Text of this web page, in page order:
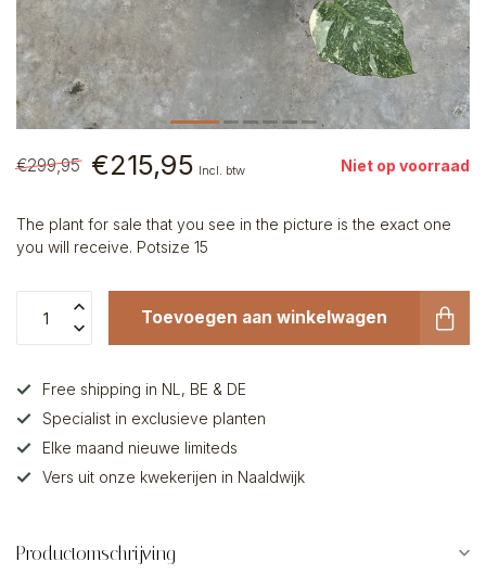
€299,95 €215,95 Incl. btw Niet op voorraad
The plant for sale that you see in the picture is the exact one
you will receive. Potsize 15
Toevoegen aan winkelwagen
Free shipping in NL, BE & DE
Specialist in exclusieve planten
Elke maand nieuwe limiteds
Vers uit onze kwekerijen in Naaldwijk
Productomschrijving